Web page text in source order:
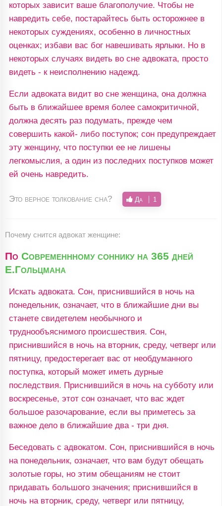
которых зависит ваше благополучие. Чтобы не
навредить себе, постарайтесь быть осторожнее в
некоторых суждениях, особенно в личностных
оценках; избави вас бог навешивать ярлыки. Но в
некоторых случаях видеть во сне адвоката, просто
видеть - к неисполнению надежд.
Если адвоката видит во сне женщина, она должна
быть в ближайшее время более самокритичной,
должна десять раз подумать, прежде чем
совершить какой- либо поступок; сон предупреждает
эту женщину, что поступки ее не лишены
легкомыслия, а один из последних поступков может
ей очень навредить.
Это верное толкование сна? Да 1
Почему снится адвокат женщине:
По Современнному соннику на 365 дней
Е.Гольцмана
Искать адвоката. Сон, приснившийся в ночь на
понедельник, означает, что в ближайшие дни вы
станете свидетелем необычного и
труднообъяснимого происшествия. Сон,
приснившийся в ночь на вторник, среду, четверг или
пятницу, предостерегает вас от необдуманного
поступка, который может иметь дурные
последствия. Приснившийся в ночь на субботу или
воскресенье, этот сон означает, что вас ждет
большое разочарование, если вы приметесь за
важное дело в ближайшие два - три дня.
Беседовать с адвокатом. Сон, приснившийся в ночь
на понедельник, означает, что вам будут обещать
золотые горы, но этим обещаниям не стоит
придавать большого значения; приснившийся в
ночь на вторник, среду, четверг или пятницу,